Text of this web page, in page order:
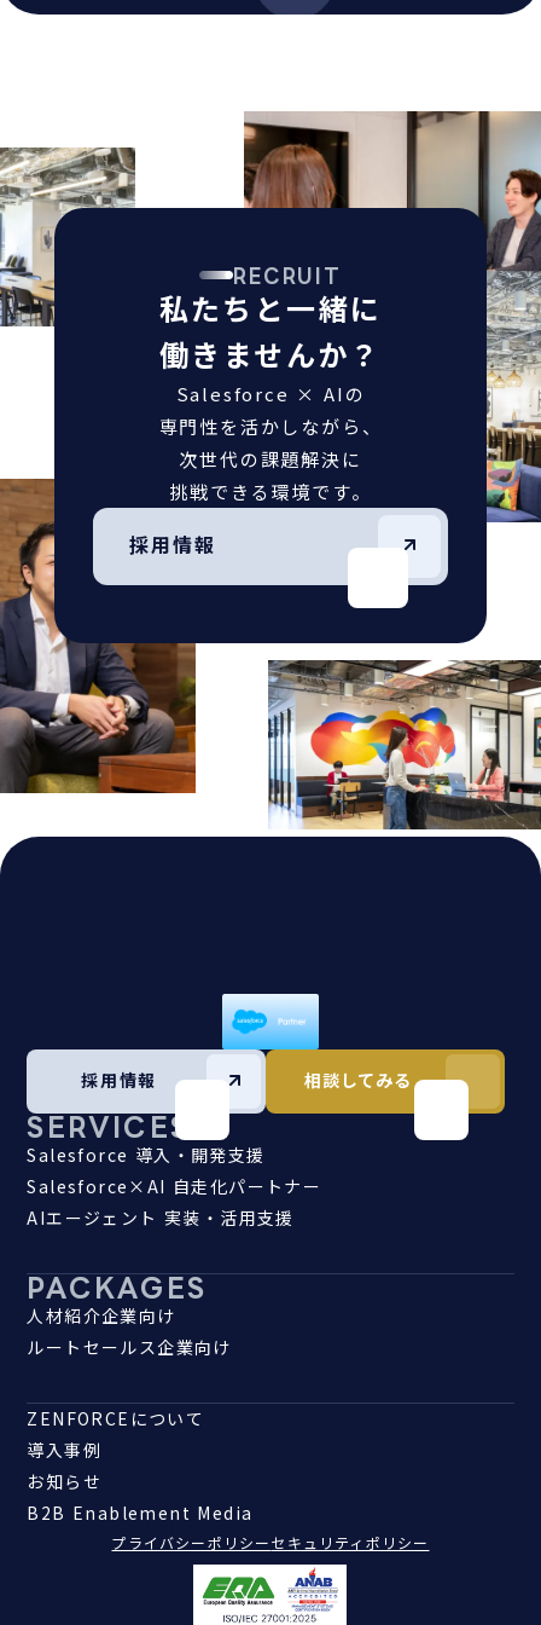
RECRUIT
私たちと一緒に
働きませんか？
Salesforce × AIの
専門性を活かしながら、
次世代の課題解決に
挑戦できる環境です。
採用情報
SERVICES
Salesforce 導入・開発支援
Salesforce×AI 自走化パートナー
AIエージェント 実装・活用支援
PACKAGES
人材紹介企業向け
ルートセールス企業向け
ZENFORCEについて
導入事例
お知らせ
B2B Enablement Media
採用情報 相談してみる
プライバシーポリシーセキュリティポリシー